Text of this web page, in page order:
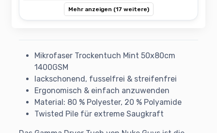
Mehr anzeigen (17 weitere)
Mikrofaser Trockentuch Mint 50x80cm
1400GSM
lackschonend, fusselfrei & streifenfrei
Ergonomisch & einfach anzuwenden
Material: 80 % Polyester, 20 % Polyamide
Twisted Pile für extreme Saugkraft